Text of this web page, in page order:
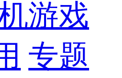
游戏
专题